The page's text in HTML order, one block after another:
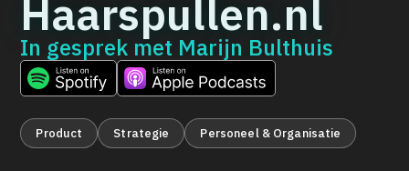
Haarspullen.nl
In gesprek met Marijn Bulthuis
Product Strategie Personeel & Organisatie